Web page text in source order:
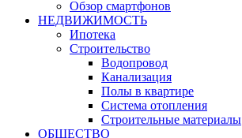
Обзор смартфонов
НЕДВИЖИМОСТЬ
Ипотека
Строительство
Водопровод
Канализация
Полы в квартире
Система отопления
Строительные материалы
ОБЩЕСТВО